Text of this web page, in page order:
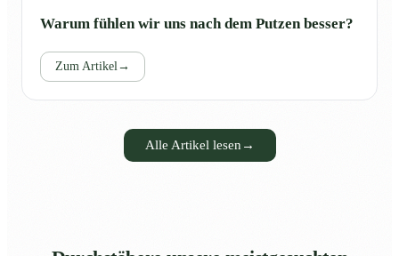
Warum fühlen wir uns nach dem Putzen besser?
Zum Artikel→
Alle Artikel lesen →